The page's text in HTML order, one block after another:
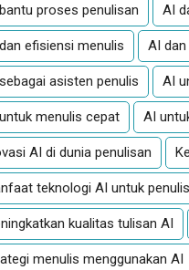
proses penulisan AI
efisiensi menulis AI
asisten penulis AI
menulis cepat AI
AI di dunia penulisan
teknologi AI untuk penulis
kualitas tulisan AI
menulis menggunakan AI